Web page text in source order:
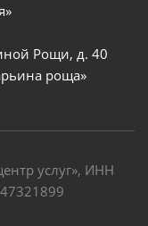
Рощи, д. 40
роща»
услуг», ИНН